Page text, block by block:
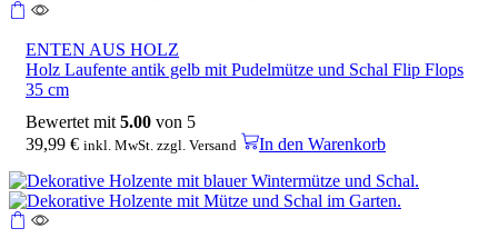
ENTEN AUS HOLZ
Holz Laufente antik gelb mit Pudelmütze und Schal Flip Flops
35 cm
Bewertet mit 5.00 von 5
39,99 € inkl. MwSt. zzgl. Versand In den Warenkorb